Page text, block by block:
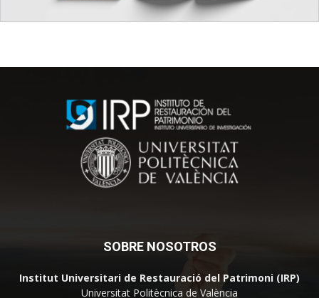
SOBRE NOSOTROS
Institut Universitari de Restauració del Patrimoni (IRP)
Universitat Politècnica de València